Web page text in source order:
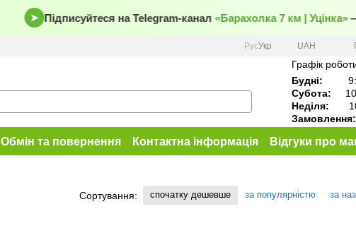
Підписуйтеся на Telegram-канал«Барахолка 7 км | Уцінка»—
РусУкр UAH
Графік
Будні:
Субота:
Неділя:
Замовлення:
Обмін та повернення Контактна інформація
Відгуки про
Сортування: спочатку дешевше за популярністю за